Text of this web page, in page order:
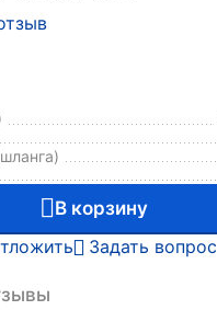
В корзину
Задать вопрос